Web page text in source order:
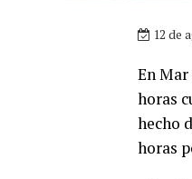
12 de
En
horas
hecho
horas